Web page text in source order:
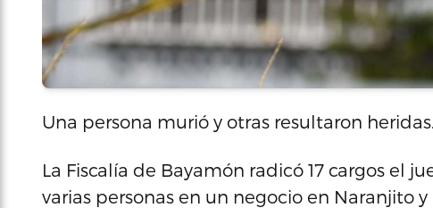
Una persona murió y otras resultaron heridas.
La Fiscalía de Bayamón radicó 17 cargos el
varias personas en un negocio en Naranjito